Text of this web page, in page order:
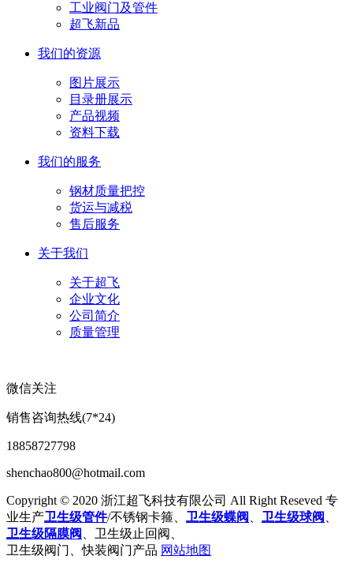
工业阀门及管件
超飞新品
我们的资源
图片展示
目录册展示
产品视频
资料下载
我们的服务
钢材质量把控
货运与减税
售后服务
关于我们
关于超飞
企业文化
公司简介
质量管理
微信关注
销售咨询热线(7*24)
18858727798
shenchao800@hotmail.com
Copyright © 2020 浙江超飞科技有限公司 All Right Reseved 专
业生产卫生级管件/不锈钢卡箍、 卫生级蝶阀 卫生级球阀
卫生级隔膜阀
、卫生级止回阀、
卫生级阀门、快装阀门产品 网站地图